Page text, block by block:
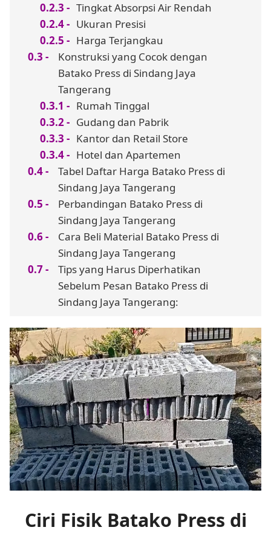
Tingkat Absorpsi Air Rendah
Ukuran Presisi
Harga Terjangkau
Konstruksi yang Cocok dengan
Batako Press di Sindang Jaya
Tangerang
Rumah Tinggal
Gudang dan Pabrik
Kantor dan Retail Store
Hotel dan Apartemen
Tabel Daftar Harga Batako Press di
Sindang Jaya Tangerang
Perbandingan Batako Press di
Sindang Jaya Tangerang
Cara Beli Material Batako Press di
Sindang Jaya Tangerang
Tips yang Harus Diperhatikan
Sebelum Pesan Batako Press di
Sindang Jaya Tangerang:
Ciri Fisik Batako Press di